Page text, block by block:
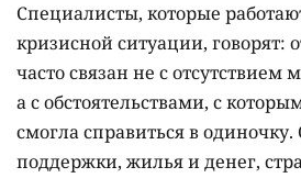
Специалисты, которые
кризисной ситуации, говорят:
часто связан не с отсутствием
а с обстоятельствами, с
смогла справиться в одиночку.
поддержки, жилья и денег,